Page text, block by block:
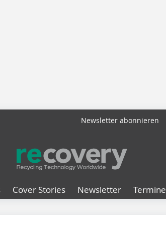
Newsletter abonnieren
Cover Stories Newsletter Termine